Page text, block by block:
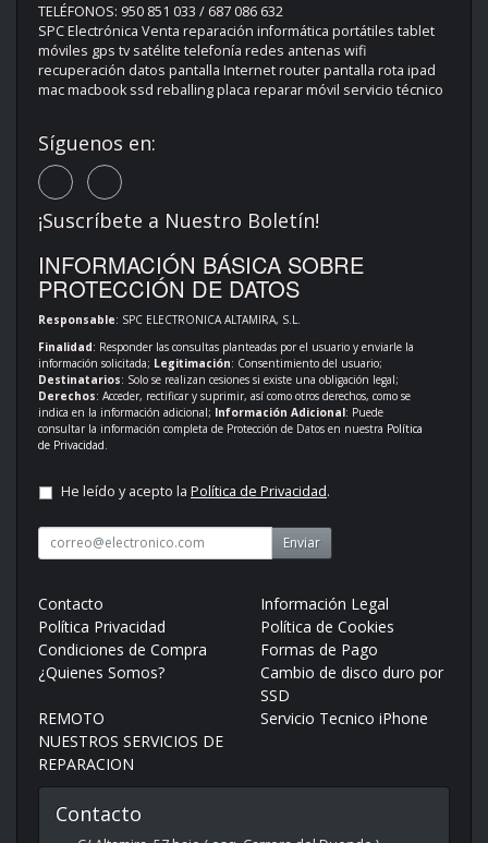
TELÉFONOS: 950 851 033 / 687 086 632
SPC Electrónica Venta reparación informática portátiles tablet
móviles gps tv satélite telefonía redes antenas wifi
recuperación datos pantalla Internet router pantalla rota ipad
mac macbook ssd reballing placa reparar móvil servicio técnico
Síguenos en:
¡Suscríbete a Nuestro Boletín!
INFORMACIÓN BÁSICA SOBRE
PROTECCIÓN DE DATOS
Responsable: SPC ELECTRONICA ALTAMIRA, S.L.
Finalidad: Responder las consultas planteadas por el usuario y enviarle la
información solicitada; Legitimación: Consentimiento del usuario;
Destinatarios: Solo se realizan cesiones si existe una obligación legal;
Derechos: Acceder, rectificar y suprimir, así como otros derechos, como se
indica en la información adicional; Información Adicional: Puede
consultar la información completa de Protección de Datos en nuestra Política
de Privacidad
He leído y acepto la Política de Privacidad.
Enviar
Contacto
Información Legal
Política Privacidad
Política de Cookies
Condiciones de Compra
Formas de Pago
¿Quienes Somos?
Cambio de disco duro por
SSD
REMOTO
Servicio Tecnico iPhone
NUESTROS SERVICIOS DE
REPARACION
Contacto